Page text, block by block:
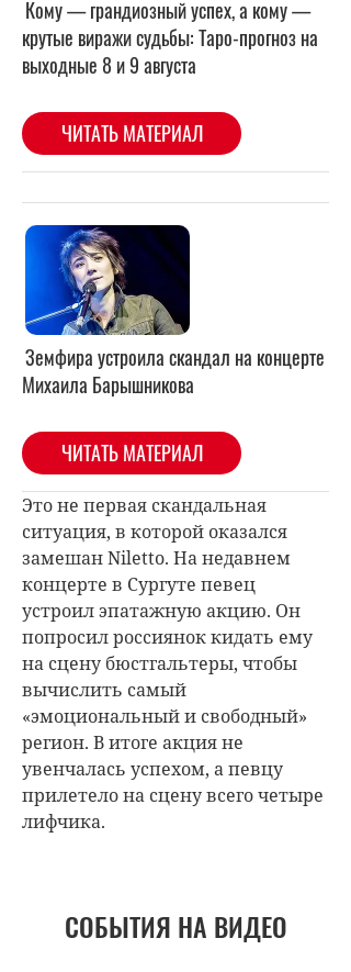
Земфира устроила скандал на концерте
Михаила Барышникова
ЧИТАТЬ МАТЕРИАЛ
Это не первая скандальная
ситуация, в которой оказался
замешан Niletto. На недавнем
концерте в Сургуте певец
устроил эпатажную акцию. Он
попросил россиянок кидать ему
на сцену бюстгальтеры, чтобы
вычислить самый
«эмоциональный и свободный»
регион. В итоге акция не
увенчалась успехом, а певцу
прилетело на сцену всего четыре
лифчика.
СОБЫТИЯ НА ВИДЕО